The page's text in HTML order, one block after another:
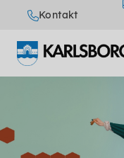
Kontakt